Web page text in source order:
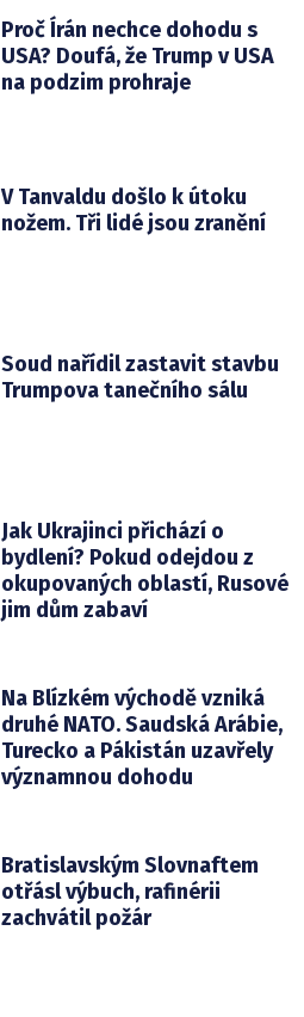
Proč Írán nechce dohodu s
USA? Doufá, že Trump v USA
na podzim prohraje
V Tanvaldu došlo k útoku
nožem. Tři lidé jsou zranění
Soud nařídil zastavit stavbu
Trumpova tanečního sálu
Jak Ukrajinci přichází o
bydlení? Pokud odejdou z
okupovaných oblastí, Rusové
jim dům zabaví
Na Blízkém východě vzniká
druhé NATO. Saudská Arábie,
Turecko a Pákistán uzavřely
významnou dohodu
Bratislavským Slovnaftem
otřásl výbuch, rafinérii
zachvátil požár